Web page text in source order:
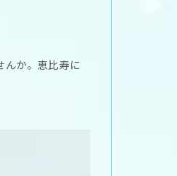
んか。恵比寿に